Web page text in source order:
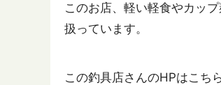
このお店、軽い軽食やカッ
扱っています。
この釣具店さんのHPはこちら